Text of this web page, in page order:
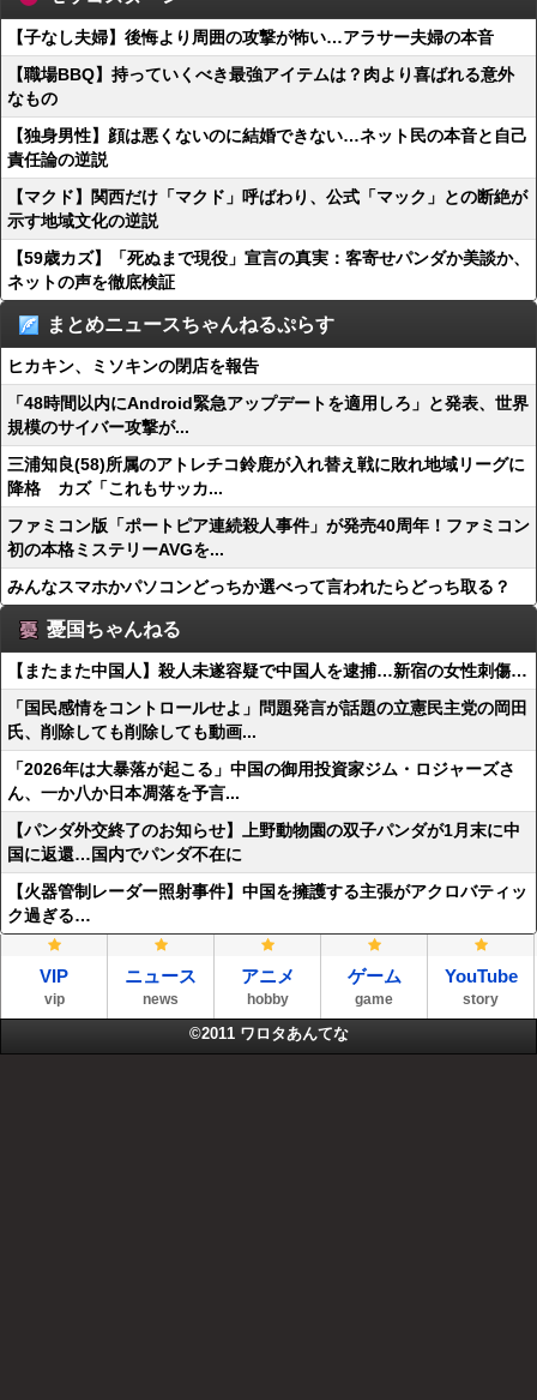
【子なし夫婦】後悔より周囲の攻撃が怖い…アラサー夫婦の本音
【職場BBQ】持っていくべき最強アイテムは？肉より喜ばれる意外
なもの
【独身男性】顔は悪くないのに結婚できない…ネット民の本音と自己
責任論の逆説
【マクド】関西だけ「マクド」呼ばわり、公式「マック」との断絶が
示す地域文化の逆説
【59歳カズ】「死ぬまで現役」宣言の真実：客寄せパンダか美談か、
ネットの声を徹底検証
まとめニュースちゃんねるぷらす
ヒカキン、ミソキンの閉店を報告
「48時間以内にAndroid緊急アップデートを適用しろ」と発表、世界
規模のサイバー攻撃が...
三浦知良(58)所属のアトレチコ鈴鹿が入れ替え戦に敗れ地域リーグに
降格 カズ「これもサッカ...
ファミコン版「ポートピア連続殺人事件」が発売40周年！ファミコン
初の本格ミステリーAVGを...
みんなスマホかパソコンどっちか選べって言われたらどっち取る？
憂国ちゃんねる
【またまた中国人】殺人未遂容疑で中国人を逮捕…新宿の女性刺傷…
「国民感情をコントロールせよ」問題発言が話題の立憲民主党の岡田
氏、削除しても削除しても動画...
「2026年は大暴落が起こる」中国の御用投資家ジム・ロジャーズさ
ん、一か八か日本凋落を予言...
【パンダ外交終了のお知らせ】上野動物園の双子パンダが1月末に中
国に返還…国内でパンダ不在に
【火器管制レーダー照射事件】中国を擁護する主張がアクロバティッ
ク過ぎる…
VIP
vip
ニュース
news
アニメ
hobby
ゲーム
game
YouTube
story
©2011 ワロタあんてな